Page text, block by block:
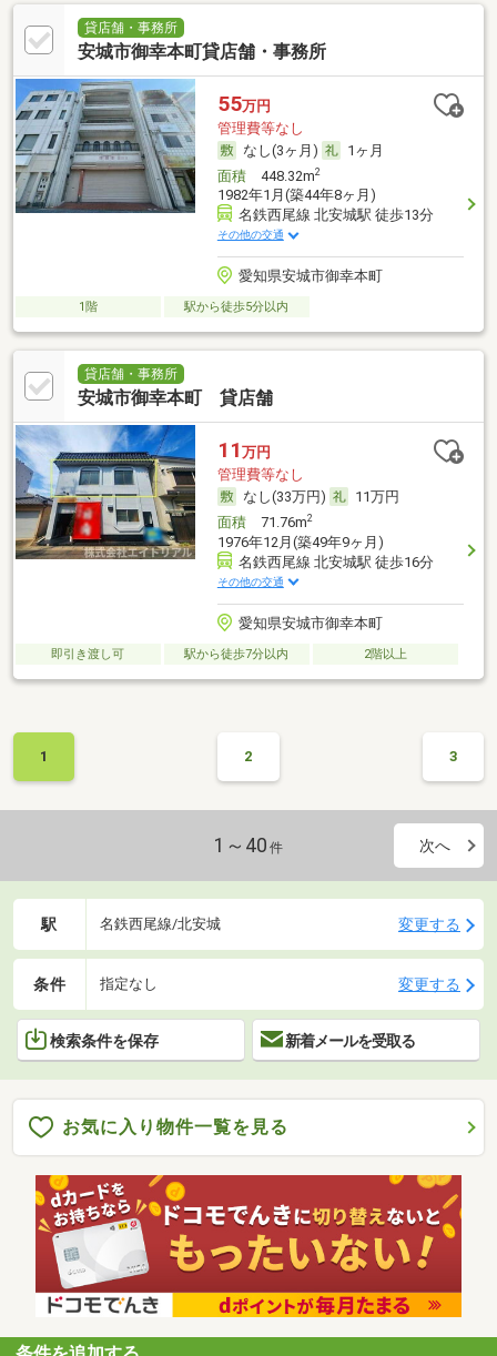
貸店舗・事務所
安城市御幸本町貸店舗・事務所
55万円
管理費等なし
なし(3ヶ月)
1ヶ月
面積448.32m2
1982年1月(築44年8ヶ月)
名鉄西尾線 北安城駅 徒歩13分
その他の交通
愛知県安城市御幸本町
1階 駅から徒歩5分以内
貸店舗・事務所
安城市御幸本町 貸店舗
11 万円
管理費等なし
なし(33万円)
11万円
面積71.76m2
1976年12月(築49年9ヶ月)
名鉄西尾線 北安城駅 徒歩16分
その他の交通
愛知県安城市御幸本町
即引き渡し可 駅から徒歩7分以内 2階以上
1 2 3
1～40 件 次へ
駅 名鉄西尾線/北安城 変更する
条件 指定なし 変更する
検索条件を保存 新着メールを受取る
お気に入り物件一覧を見る